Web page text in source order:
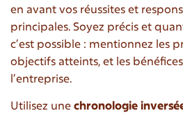
en avant vos réussites et
principales. Soyez précis et
c’est possible : mentionnez les
objectifs atteints, et les
l’entreprise.
Utilisez unechronologie